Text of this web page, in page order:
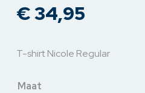
€34,95
T-shirt Nicole Regular
Maat